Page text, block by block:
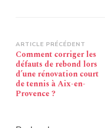
Navigation
d’article
ARTICLE PRÉCÉDENT
Comment corriger les
défauts de rebond lors
d’une rénovation court
de tennis à Aix-en-
Provence ?